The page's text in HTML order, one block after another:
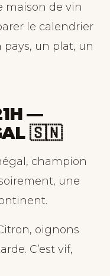
maison de vin
le calendrier
pays, un plat, un
—
🇸🇳
champion
une
oignons
C’est vif,